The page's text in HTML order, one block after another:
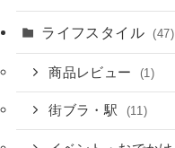
ライフスタイル (47)
商品レビュー (1)
街ブラ・駅 (11)